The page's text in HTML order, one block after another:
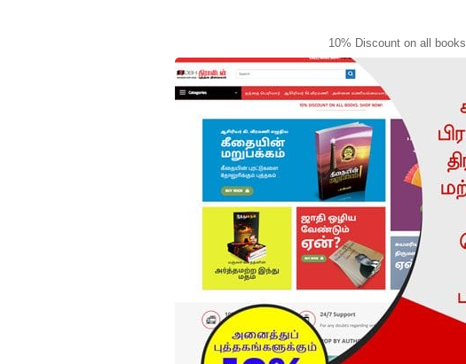
10% Discount on all books